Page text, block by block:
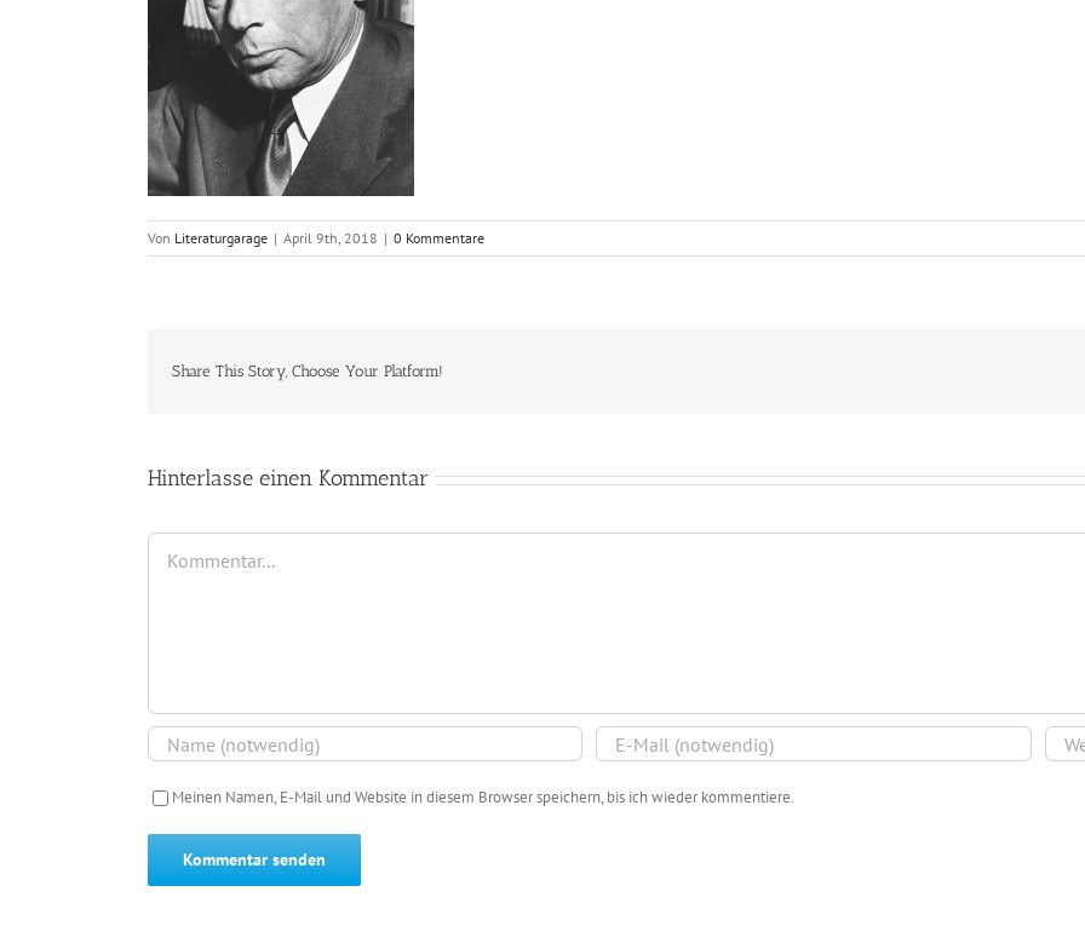
Von Literaturgarage | April 9th, 2018 | 0 Kommentare
Share This Story, Choose Your Platform!
Hinterlasse einen Kommentar
Kommentar
Meinen Namen, E-Mail und Website in diesem Browser speichern, bis ich wieder kommentiere.